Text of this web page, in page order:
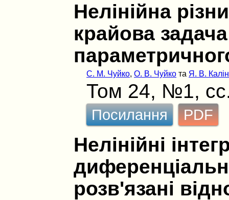
Нелінійна
крайова
С. М. Чуйко,О. В. Чуйко та Я. В.
Том 24, №1,
Посилання PDF
Нелінійні
розв'язані